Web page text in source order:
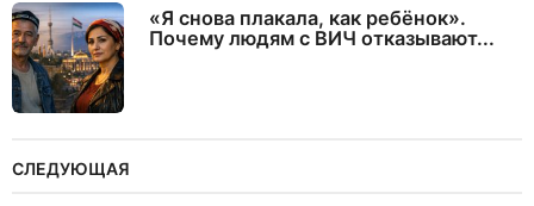
«Я снова плакала, как ребёнок».
Почему людям с ВИЧ отказывают...
СЛЕДУЮЩАЯ